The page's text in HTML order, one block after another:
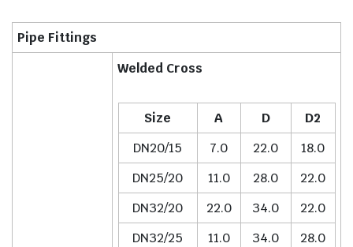
Pipe Fittings
Welded Cross
Size A D
D2
DN20/15
7.0 22.0
18.0
DN25/20
11.0 28.0
22.0
DN32/20
22.0 34.0
22.0
DN32/25
11.0 34.0
28.0